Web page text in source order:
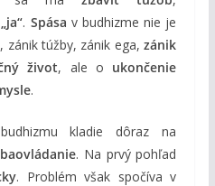
. Spása v budhizme nie je
, zánik túžby, zánik ega,zánik
život, ale o ukončenie
.
kladie dôraz na
. Na prvý pohľad
. Problém však spočíva v